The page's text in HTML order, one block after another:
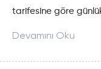
tarifesine göre
Devamını Oku